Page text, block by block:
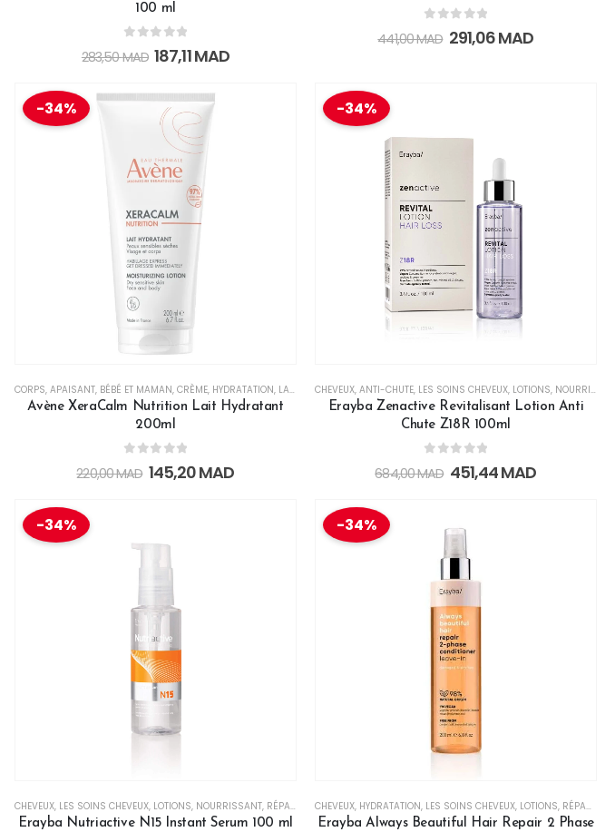
100 ml
out of 5
283,50MAD 187,11MAD
out of 5
441,00MAD 291,06MAD
PROTECTEUR,RÉPARATEUR, SHAMPOINGS
-34%
CORPS, APAISANT, BÉBÉ ET MAMAN, CRÈME, HYDRATATION, LAITS, BAUMES & CRÈMES ,LES SOINS BÉBÉ ET MAMAN,LES SOINS CORPS
Avène XeraCalm Nutrition Lait Hydratant
200ml
out of 5
220,00MAD 145,20MAD
-34%
CHEVEUX, ANTI-CHUTE, LES SOINS CHEVEUX, LOTIONS, NOURRISSANT
Erayba Zenactive Revitalisant Lotion Anti
Chute Z18R 100ml
out of 5
684,00MAD 451,44MAD
SPRAY
-34%
CHEVEUX, LES SOINS CHEVEUX, LOTIONS, NOURRISSANT, RÉPARATEUR ,SERUM
Erayba Nutriactive N15 Instant Serum 100 ml
-34%
CHEVEUX, HYDRATATION, LES SOINS CHEVEUX, LOTIONS, RÉPARATEUR
Erayba Always Beautiful Hair Repair 2 Phase